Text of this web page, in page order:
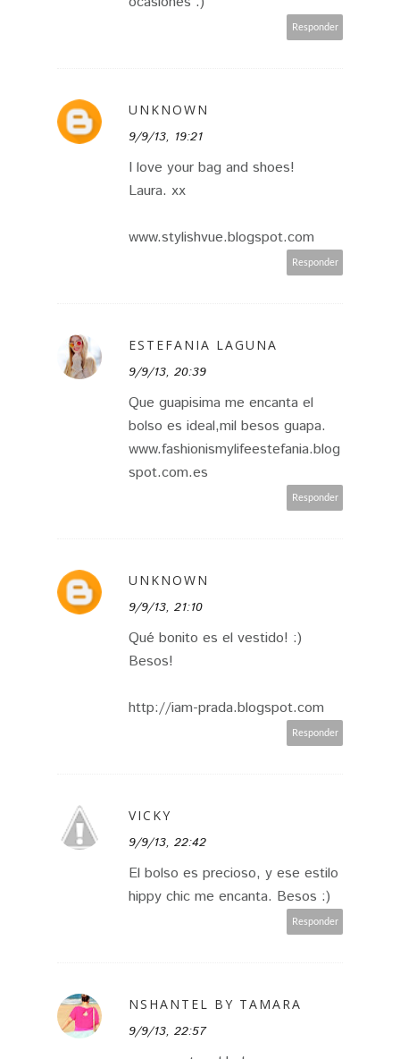
Responder
UNKNOWN
9/9/13, 19:21
I love your bag and shoes!
Laura. xx
www.stylishvue.blogspot.com
Responder
ESTEFANIA LAGUNA
9/9/13, 20:39
Que guapisima me encanta el
bolso es ideal,mil besos guapa.
www.fashionismylifeestefania.blog
spot.com.es
Responder
UNKNOWN
9/9/13, 21:10
Qué bonito es el vestido! :)
Besos!
http://iam-prada.blogspot.com
Responder
VICKY
9/9/13, 22:42
El bolso es precioso, y ese estilo
hippy chic me encanta. Besos :)
Responder
NSHANTEL BY TAMARA
9/9/13, 22:57